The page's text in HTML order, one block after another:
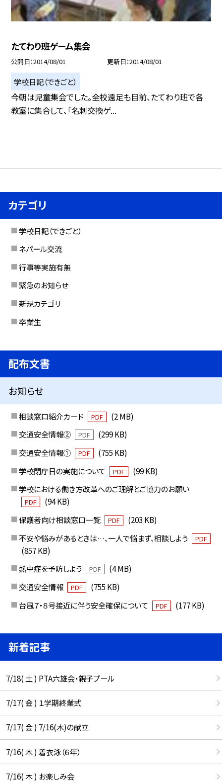
たてわり班ゲーム集会
公開日 2014/08/01 更新日 2014/08/01
学校日記（できごと）
今朝は児童集会でした。全校遠足も目前、たてわり班で各
教室に集合して、「名刺交換ゲ...
カテゴリ
学校日記（できごと）
ネパール交流
行事等実施有無
緊急のお知らせ
新規カテゴリ
卒業生
配布文書
お知らせ
相談窓口紹介カード PDF
(2 MB)
交通安全情報②
PDF
(299 KB)
交通安全情報①
PDF
(755 KB)
学校閉庁日の実施について
PDF
(99 KB)
学校における働き方改革へのご理解とご協力のお願い
PDF
(94 KB)
保護者向け相談窓口一覧
PDF
(203 KB)
不安や悩みがあるときは…、一人で悩まず、相談しよう
PDF
(857 KB)
熱中症を予防しよう
PDF
(4 MB)
交通安全情報
PDF
(755 KB)
台風７・８号接近に伴う安全確保について
PDF (177 KB)
新着記事
7/18( 土 ) PTA六雄会・親子プール
7/17( 金 ) １学期終業式
7/17( 金 ) 7/16(木)の献立
7/16( 木 ) 着衣泳（６年）
7/16( 木 ) お楽しみ会